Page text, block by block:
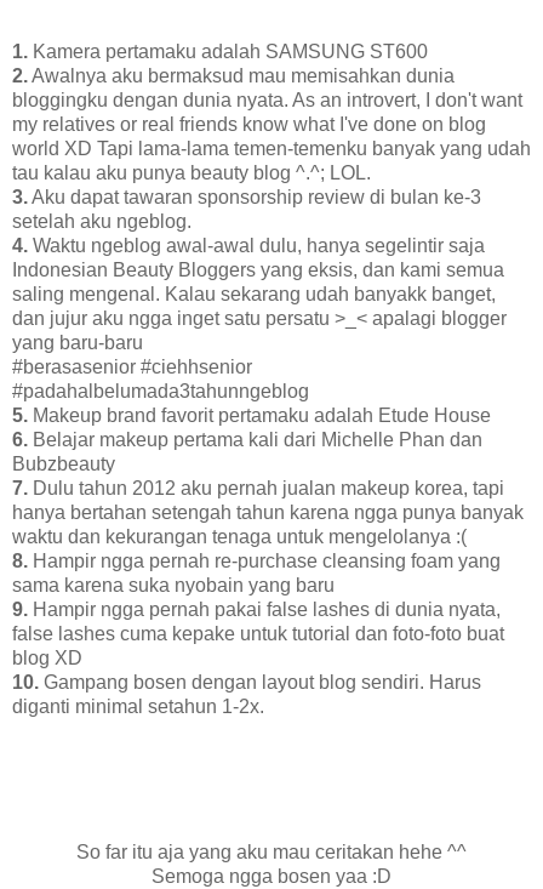
1. Kamera pertamaku adalah SAMSUNG ST600
2.Awalnya aku bermaksud mau memisahkan dunia
bloggingku dengan dunia nyata. As an introvert, I don't want
my relatives or real friends know what I've done on blog
world XD Tapi lama-lama temen-temenku banyak yang udah
tau kalau aku punya beauty blog ^.^; LOL.
3.Aku dapat tawaran sponsorship review di bulan ke-3
setelah aku ngeblog.
4. Waktu ngeblog awal-awal dulu, hanya segelintir saja
Indonesian Beauty Bloggers yang eksis, dan kami semua
saling mengenal. Kalau sekarang udah banyakk banget,
dan jujur aku ngga inget satu persatu >_< apalagi blogger
yang baru-baru
#berasasenior #ciehhsenior
#padahalbelumada3tahunngeblog
5. Makeup brand favorit pertamaku adalah Etude House
6. Belajar makeup pertama kali dari Michelle Phan dan
Bubzbeauty
7. Dulu tahun 2012 aku pernah jualan makeup korea, tapi
hanya bertahan setengah tahun karena ngga punya banyak
waktu dan kekurangan tenaga untuk mengelolanya :(
8. Hampir ngga pernah re-purchase cleansing foam yang
sama karena suka nyobain yang baru
9. Hampir ngga pernah pakai false lashes di dunia nyata,
false lashes cuma kepake untuk tutorial dan foto-foto buat
blog XD
10. Gampang bosen dengan layout blog sendiri. Harus
diganti minimal setahun 1-2x.
So far itu aja yang aku mau ceritakan hehe ^^
Semoga ngga bosen yaa :D